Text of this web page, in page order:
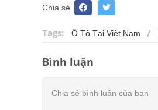
Chia sẻ
Tags: Ô Tô Tại Việt Nam
Bình luận